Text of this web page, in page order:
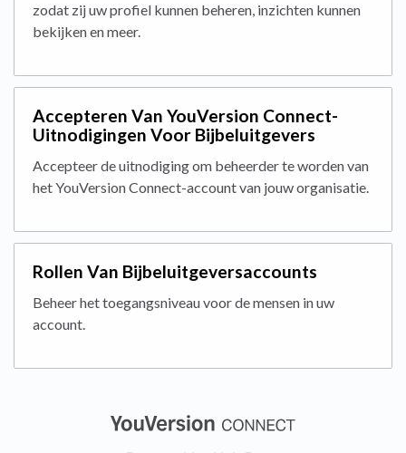
zodat zij uw profiel kunnen beheren, inzichten kunnen
bekijken en meer.
Accepteren Van YouVersion Connect-
Uitnodigingen Voor Bijbeluitgevers
Accepteer de uitnodiging om beheerder te worden van
het YouVersion Connect-account van jouw organisatie.
Rollen Van Bijbeluitgeversaccounts
Beheer het toegangsniveau voor de mensen in uw
account.
(opens in a